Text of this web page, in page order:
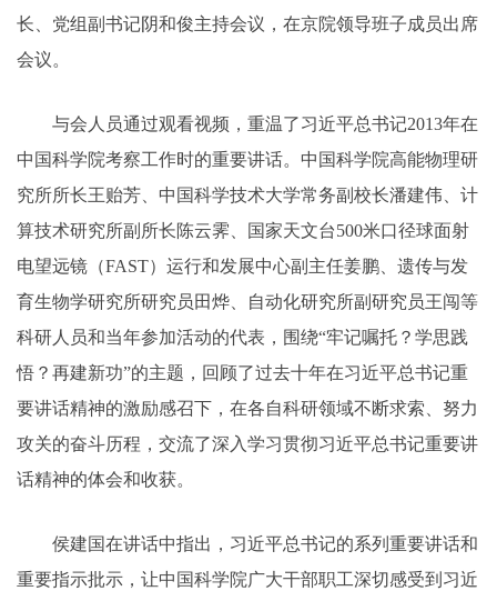
长、党组副书记阴和俊主持会议，在京院领导班子成员出席
会议。
与会人员通过观看视频，重温了习近平总书记2013年在
中国科学院考察工作时的重要讲话。中国科学院高能物理研
究所所长王贻芳、中国科学技术大学常务副校长潘建伟、计
算技术研究所副所长陈云霁、国家天文台500米口径球面射
电望远镜（FAST）运行和发展中心副主任姜鹏、遗传与发
育生物学研究所研究员田烨、自动化研究所副研究员王闯等
科研人员和当年参加活动的代表，围绕“牢记嘱托？学思践
悟？再建新功”的主题，回顾了过去十年在习近平总书记重
要讲话精神的激励感召下，在各自科研领域不断求索、努力
攻关的奋斗历程，交流了深入学习贯彻习近平总书记重要讲
话精神的体会和收获。
侯建国在讲话中指出，习近平总书记的系列重要讲话和
重要指示批示，让中国科学院广大干部职工深切感受到习近